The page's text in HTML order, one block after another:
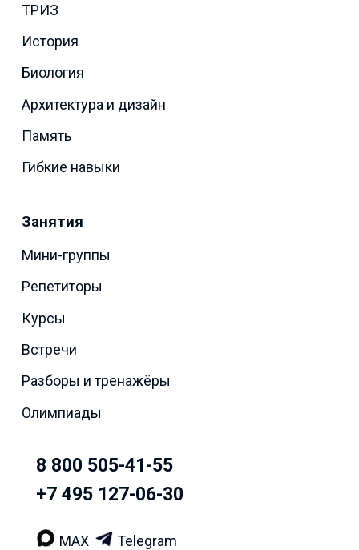
ТРИЗ
История
Биология
Архитектура и дизайн
Память
Гибкие навыки
Занятия
Мини-группы
Репетиторы
Курсы
Встречи
Разборы и тренажёры
Олимпиады
8 800 505-41-55
+7 495 127-06-30
MAX Telegram